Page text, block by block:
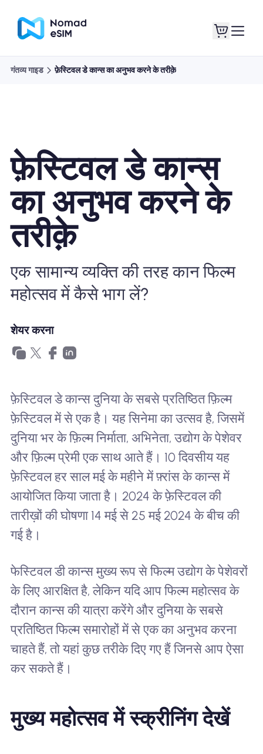
दुकान की योजना
ई-सिम के बारे में
खानाबदोश eSIM क्यों
eSIM का उपयोग करना
गंतव्य गाइड फ़ेस्टिवल डे कान्स का अनुभव करने के तरीक़े
फ़ेस्टिवल डे कान्स
का अनुभव करने के
तरीक़े
एक सामान्य व्यक्ति की तरह कान फिल्म
महोत्सव में कैसे भाग लें?
शेयर करना
फ़ेस्टिवल डे कान्स दुनिया के सबसे प्रतिष्ठित फ़िल्म
फ़ेस्टिवल में से एक है। यह सिनेमा का उत्सव है, जिसमें
दुनिया भर के फ़िल्म निर्माता, अभिनेता, उद्योग के पेशेवर
और फ़िल्म प्रेमी एक साथ आते हैं। 10 दिवसीय यह
फ़ेस्टिवल हर साल मई के महीने में फ़्रांस के कान्स में
आयोजित किया जाता है। 2024 के फ़ेस्टिवल की
तारीख़ों की घोषणा 14 मई से 25 मई 2024 के बीच की
गई है।
फेस्टिवल डी कान्स मुख्य रूप से फिल्म उद्योग के पेशेवरों
के लिए आरक्षित है, लेकिन यदि आप फिल्म महोत्सव के
दौरान कान्स की यात्रा करेंगे और दुनिया के सबसे
प्रतिष्ठित फिल्म समारोहों में से एक का अनुभव करना
चाहते हैं, तो यहां कुछ तरीके दिए गए हैं जिनसे आप ऐसा
कर सकते हैं।
मुख्य महोत्सव में स्क्रीनिंग देखें